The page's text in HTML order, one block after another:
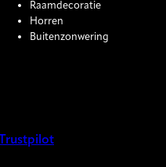
Raamdecoratie
Horren
Buitenzonwering
Trustpilot